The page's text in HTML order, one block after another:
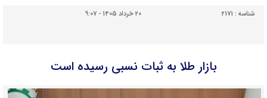
شناسه : 2171 20 خرداد 1405 - 9:07
بازار طلا به ثبات نسبی رسیده است